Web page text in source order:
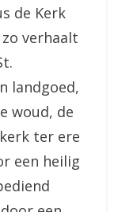
de Kerk
verhaalt
landgoed,
woud, de
ter ere
een heilig